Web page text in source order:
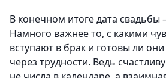
В конечном итоге дата свадьбы
Намного важнее то, с какими
вступают в брак и готовы ли
через трудности. Ведь